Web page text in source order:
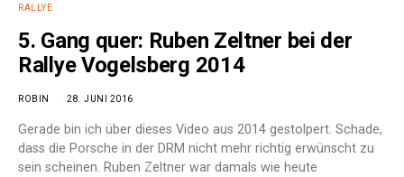
RALLYE
5. Gang quer: Ruben Zeltner bei der
Rallye Vogelsberg 2014
ROBIN 28. JUNI 2016
Gerade bin ich über dieses Video aus 2014 gestolpert. Schade,
dass die Porsche in der DRM nicht mehr richtig erwünscht zu
sein scheinen. Ruben Zeltner war damals wie heute